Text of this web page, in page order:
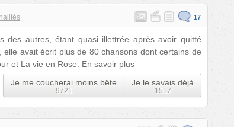
17
des autres, étant quasi illettrée après avoir quitté
avait écrit plus de 80 chansons dont certains de
et La vie en Rose. En savoir plus
Je me coucherai moins bête
9721
Je le savais déjà
1517